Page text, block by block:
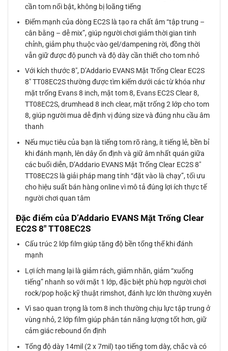
cần tom nổi bật, không bị loãng tiếng
Điểm mạnh của dòng EC2S là tạo ra chất âm “tập trung –
cân bằng – dễ mix”, giúp người chơi giảm thời gian tinh
chỉnh, giảm phụ thuộc vào gel/dampening rời, đồng thời
vẫn giữ được độ punch và độ dày cần thiết cho tom nhỏ
Với kích thước 8″, D’Addario EVANS Mặt Trống Clear EC2S
8″ TT08EC2S thường được tìm kiếm dưới các từ khóa như
mặt trống Evans 8 inch, mặt tom 8, Evans EC2S Clear 8,
TT08EC2S, drumhead 8 inch clear, mặt trống 2 lớp cho tom
8, giúp người mua dễ định vị đúng size và đúng nhu cầu âm
thanh
Nếu mục tiêu của bạn là tiếng tom rõ ràng, ít tiếng lẻ, bền bỉ
khi đánh mạnh, lên dây ổn định và giữ âm nhất quán giữa
các buổi diễn, D’Addario EVANS Mặt Trống Clear EC2S 8″
TT08EC2S là giải pháp mang tính “đặt vào là chạy”, tối ưu
cho hiệu suất bán hàng online vì mô tả đúng lợi ích thực tế
người chơi quan tâm
Đặc điểm của D’Addario EVANS Mặt Trống Clear
EC2S 8″ TT08EC2S
Cấu trúc 2 lớp film giúp tăng độ bền tổng thể khi đánh
mạnh
Lợi ích mang lại là giảm rách, giảm nhăn, giảm “xuống
tiếng” nhanh so với mặt 1 lớp, đặc biệt phù hợp người chơi
rock/pop hoặc kỹ thuật rimshot, đánh lực lớn thường xuyên
Vì sao quan trọng là tom 8 inch thường chịu lực tập trung ở
vùng nhỏ, 2 lớp film giúp phân tán năng lượng tốt hơn, giữ
cảm giác rebound ổn định
Tổng độ dày 14mil (2 x 7mil) tạo tiếng tom dày, chắc và có